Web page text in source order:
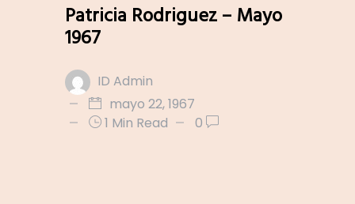
Patricia Rodriguez – Mayo
1967
ID Admin
mayo 22, 1967
1 Min Read
0